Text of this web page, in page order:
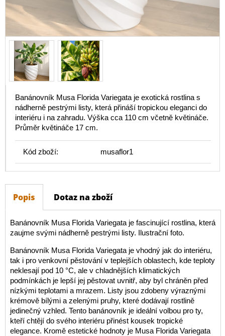
Banánovník Musa Florida Variegata je exotická rostlina s
nádherně pestrými listy, která přináší tropickou eleganci do
interiéru i na zahradu. Výška cca 110 cm včetně květináče.
Průměr květináče 17 cm.
Kód zboží: musaflor1
Popis Dotaz na zboží
Banánovník Musa Florida Variegata je fascinující rostlina, která
zaujme svými nádherně pestrými listy. Ilustrační foto.
Banánovník Musa Florida Variegata je vhodný jak do interiéru,
tak i pro venkovní pěstování v teplejších oblastech, kde teploty
neklesají pod 10 °C, ale v chladnějších klimatických
podmínkách je lepší jej pěstovat uvnitř, aby byl chráněn před
nízkými teplotami a mrazem. Listy jsou zdobeny výraznými
krémově bílými a zelenými pruhy, které dodávají rostlině
jedinečný vzhled. Tento banánovník je ideální volbou pro ty,
kteří chtějí do svého interiéru přinést kousek tropické
elegance. Kromě estetické hodnoty je Musa Florida Variegata